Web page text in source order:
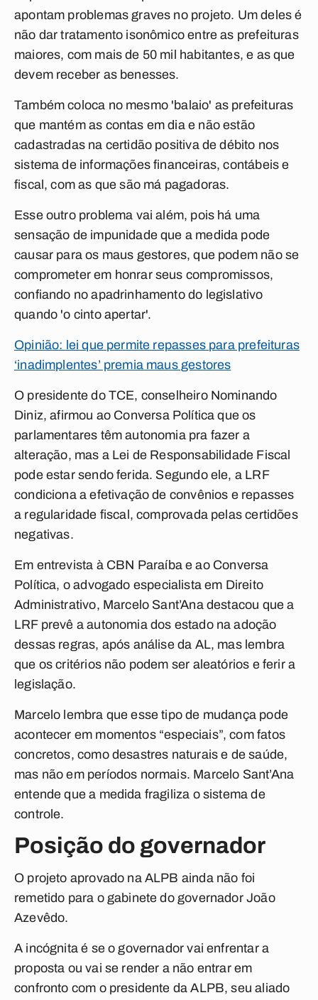
apontam problemas graves no projeto. Um deles é
não dar tratamento isonômico entre as prefeituras
maiores, com mais de 50 mil habitantes, e as que
devem receber as benesses.
Também coloca no mesmo 'balaio' as prefeituras
que mantém as contas em dia e não estão
cadastradas na certidão positiva de débito nos
sistema de informações financeiras, contábeis e
fiscal, com as que são má pagadoras.
Esse outro problema vai além, pois há uma
sensação de impunidade que a medida pode
causar para os maus gestores, que podem não se
comprometer em honrar seus compromissos,
confiando no apadrinhamento do legislativo
quando 'o cinto apertar'.
Opinião: lei que permite repasses para prefeituras
‘inadimplentes’ premia maus gestores
O presidente do TCE, conselheiro Nominando
Diniz, afirmou ao Conversa Política que os
parlamentares têm autonomia pra fazer a
alteração, mas a Lei de Responsabilidade Fiscal
pode estar sendo ferida. Segundo ele, a LRF
condiciona a efetivação de convênios e repasses
a regularidade fiscal, comprovada pelas certidões
negativas.
Em entrevista àCBN Paraíbae aoConversa
Política, o advogado especialista em Direito
Administrativo, Marcelo Sant’Ana destacou que a
LRF prevê a autonomia dos estado na adoção
dessas regras, após análise da AL, mas lembra
que os critérios não podem ser aleatórios e ferir a
legislação.
Marcelo lembra que esse tipo de mudança pode
acontecer em momentos “especiais”, com fatos
concretos, como desastres naturais e de saúde,
mas não em períodos normais. Marcelo Sant’Ana
entende que a medida fragiliza o sistema de
controle.
Posição do governador
O projeto aprovado na ALPB ainda não foi
remetido para o gabinete do governador João
Azevêdo.
A incógnita é se o governador vai enfrentar a
proposta ou vai se render a não entrar em
confronto com o presidente da ALPB, seu aliado